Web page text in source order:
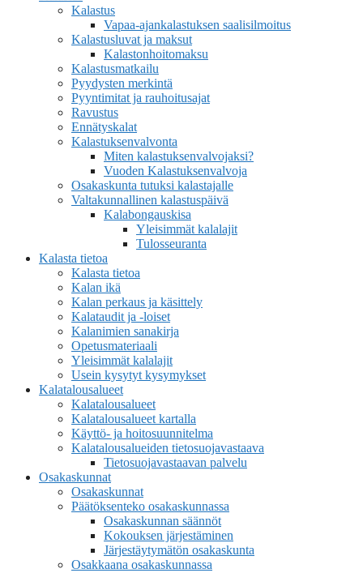
Kalastus
Vapaa-ajankalastuksen saalisilmoitus
Kalastusluvat ja maksut
Kalastonhoitomaksu
Kalastusmatkailu
Pyydysten merkintä
Pyyntimitat ja rauhoitusajat
Ravustus
Ennätyskalat
Kalastuksenvalvonta
Miten kalastuksenvalvojaksi?
Vuoden Kalastuksenvalvoja
Osakaskunta tutuksi kalastajalle
Valtakunnallinen kalastuspäivä
Kalabongauskisa
Yleisimmät kalalajit
Tulosseuranta
Kalasta tietoa
Kalasta tietoa
Kalan ikä
Kalan perkaus ja käsittely
Kalataudit ja -loiset
Kalanimien sanakirja
Opetusmateriaali
Yleisimmät kalalajit
Usein kysytyt kysymykset
Kalatalousalueet
Kalatalousalueet
Kalatalousalueet kartalla
Käyttö- ja hoitosuunnitelma
Kalatalousalueiden tietosuojavastaava
Tietosuojavastaavan palvelu
Osakaskunnat
Osakaskunnat
Päätöksenteko osakaskunnassa
Osakaskunnan säännöt
Kokouksen järjestäminen
Järjestäytymätön osakaskunta
Osakkaana osakaskunnassa